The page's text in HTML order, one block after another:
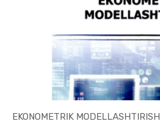
EKONOMETRIK MODELLASHTIRISH